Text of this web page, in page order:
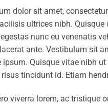
dolor sit amet,
ultrices nibh.
nunc eu venenatis
ante. Vestibulum sit
ipsum. Quisque vitae nibh
tincidunt id. Etiam
viverra lorem, ac tristique